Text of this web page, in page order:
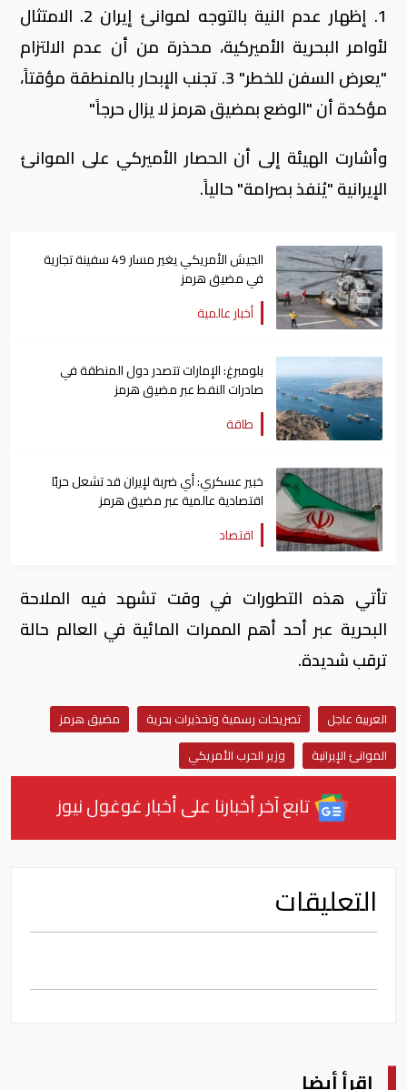
1. إظهار عدم النية بالتوجه لموانئ إيران 2. الامتثال
لأوامر البحرية الأميركية، محذرة من أن عدم الالتزام
"يعرض السفن للخطر" 3. تجنب الإبحار بالمنطقة مؤقتاً،
مؤكدة أن "الوضع بمضيق هرمز لا يزال حرجاً"
وأشارت الهيئة إلى أن الحصار الأميركي على الموانئ
الإيرانية "يُنفذ بصرامة" حالياً.
الجيش الأمريكي يغير مسار 49 سفينة تجارية
في مضيق هرمز
أخبار عالمية
بلومبرغ: الإمارات تتصدر دول المنطقة في
صادرات النفط عبر مضيق هرمز
طاقة
خبير عسكري: أي ضربة لإيران قد تشعل حربًا
اقتصادية عالمية عبر مضيق هرمز
اقتصاد
تأتي هذه التطورات في وقت تشهد فيه الملاحة
البحرية عبر أحد أهم الممرات المائية في العالم حالة
ترقب شديدة.
العربية عاجل تصريحات رسمية وتحذيرات بحرية
مضيق هرمز
الموانئ الإيرانية
وزير الحرب الأمريكي
تابع آخر أخبارنا على أخبار غوغول نيوز
التعليقات
اقرأ أيضا